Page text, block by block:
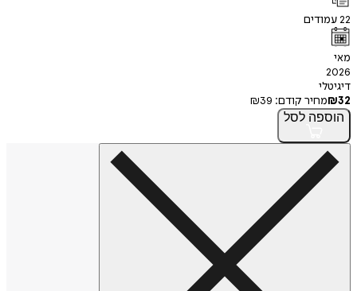
22עמודים
מאי
2026
דיגיטלי
₪32 מחיר קודם: ₪39
הוספה לסל